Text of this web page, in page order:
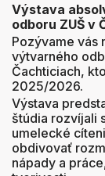
Výstava
odboru ZUŠ v
Pozývame vás
výtvarného
Čachticiach,
2025/2026.
Výstava
štúdia rozvíjali
umelecké
obdivovať
nápady a